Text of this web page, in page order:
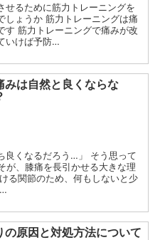
せるために筋力トレーニングを
しょうか 筋力トレーニングは痛
す 筋力トレーニングで痛みが改
いけば予防…
みは自然と良くならな
良くなるだろう…」 そう思って
が、膝痛を長引かせる大きな理
る関節のため、何もしないと少
の原因と対処方法について